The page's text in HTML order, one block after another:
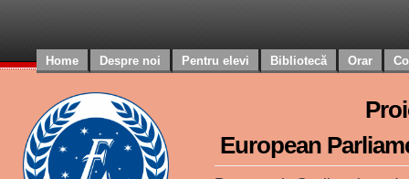
Home Despre noi Pentru elevi Bibliotecă Orar
European